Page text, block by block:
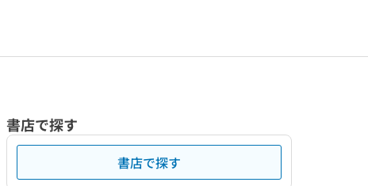
書店で探す
書店で探す